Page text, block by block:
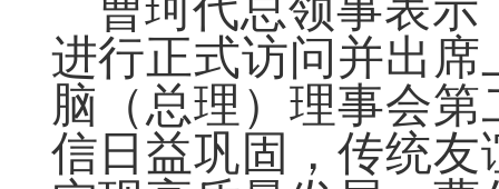
进行正式访问并出
脑（总理）理事会
信日益巩固，传统